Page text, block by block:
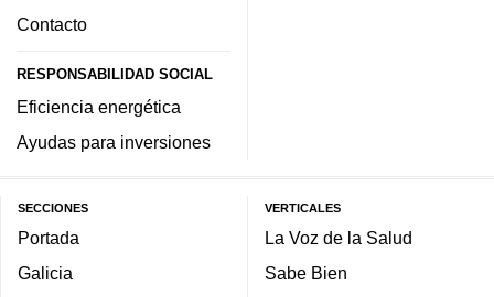
Contacto
RESPONSABILIDAD SOCIAL
Eficiencia energética
Ayudas para inversiones
SECCIONES
Portada
Galicia
VERTICALES
La Voz de la Salud
Sabe Bien